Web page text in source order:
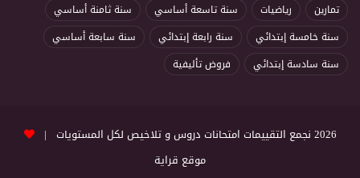
تمارين
رياضيات سنة تاسعة أساسي
سنة ثامنة أساسي
سنة خامسة إبتدائي
سنة رابعة إبتدائي
سنة سابعة أساسي
سنة سادسة إبتدائي
فروض تأليفية
2026 نجمع التقييمات امتحانات دروس و تلاخيص لكل المستويات |
موقع قراية